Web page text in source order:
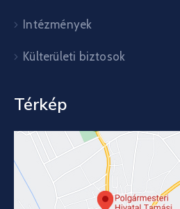
Intézmények
Külterületi biztosok
Térkép